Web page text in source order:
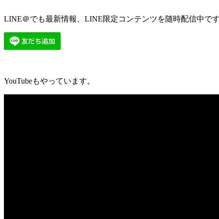
LINE＠でも最新情報、LINE限定コンテンツを随時配信中で
YouTubeもやっています。